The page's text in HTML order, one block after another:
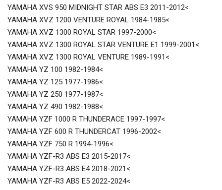
YAMAHA XVS 950 MIDNIGHT STAR ABS E3 2011-2012<
YAMAHA XVZ 1200 VENTURE ROYAL 1984-1985<
YAMAHA XVZ 1300 ROYAL STAR 1997-2000<
YAMAHA XVZ 1300 ROYAL STAR VENTURE E1 1999-2001<
YAMAHA XVZ 1300 ROYAL VENTURE 1989-1991<
YAMAHA YZ 100 1982-1984<
YAMAHA YZ 125 1977-1986<
YAMAHA YZ 250 1977-1987<
YAMAHA YZ 490 1982-1988<
YAMAHA YZF 1000 R THUNDERACE 1997-1997<
YAMAHA YZF 600 R THUNDERCAT 1996-2002<
YAMAHA YZF 750 R 1994-1996<
YAMAHA YZF-R3 ABS E3 2015-2017<
YAMAHA YZF-R3 ABS E4 2018-2021<
YAMAHA YZF-R3 ABS E5 2022-2024<